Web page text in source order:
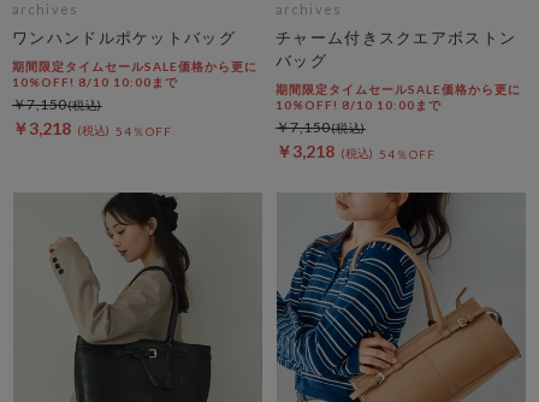
archives
ワンハンドルポケットバッグ
期間限定タイムセールSALE価格から更に
10%OFF! 8/10 10:00まで
￥3,218 54％OFF
￥7,150
archives
チャーム付きスクエアボストン
バッグ
期間限定タイムセールSALE価格から更に
10%OFF! 8/10 10:00まで
￥3,218 54％OFF
￥7,150